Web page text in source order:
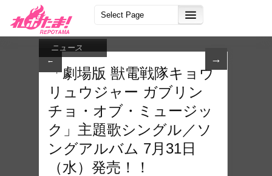
← →
ニュース
「劇​場版 獣電戦隊キョウ
リュウ​ジャー ガブリン
チョ・​オブ・ミュージッ
ク」​主題歌シングル／ソ
ングアルバム 7月31日
（水）発売！！